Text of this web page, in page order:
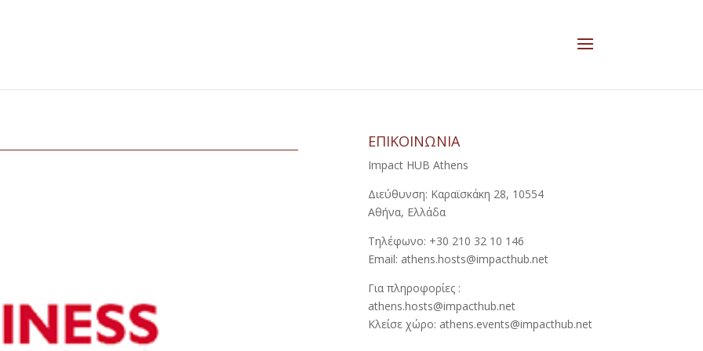
ΕΠΙΚΟΙΝΩΝΙΑ
Impact HUB Athens
Διεύθυνση: Καραϊσκάκη 28, 10554
Αθήνα, Ελλάδα
Τηλέφωνο: +30 210 32 10 146
Email: athens.hosts@impacthub.net
Για πληροφορίες :
athens.hosts@impacthub.net
Κλείσε χώρο: athens.events@impacthub.net